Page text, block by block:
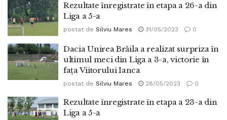
Rezultate înregistrate în etapa a 26-a din
Liga a 5-a
postat de Silviu Mares 31/05/2023 0
Dacia Unirea Brăila a realizat surpriza în
ultimul meci din Liga a 3-a, victorie în
fața Viitorului Ianca
postat de Silviu Mares 28/05/2023 0
Rezultate înregistrate în etapa a 23-a din
Liga a 5-a